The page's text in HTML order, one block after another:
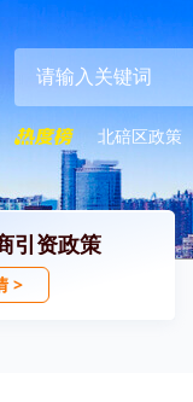
北碚区政策
引资政策
>